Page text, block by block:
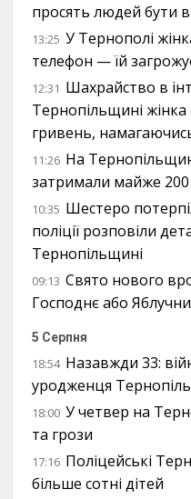
просять людей бути
13:25 У Тернополі
телефон — їй
12:31 Шахрайство в
Тернопільщині жінка
гривень,
11:26 На
затримали майже 200
10:35 Шестеро
поліції розповіли
Тернопільщині
09:13 Свято нового
Господнє або
5 Серпня
18:54 Назавжди 33:
уродженця
18:00 У четвер на
та грози
17:16 Поліцейські
більше сотні дітей